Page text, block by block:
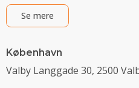
Se mere
København
Valby Langgade 30, 2500